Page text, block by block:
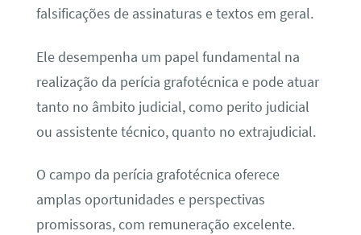
falsificações de assinaturas e textos em geral.
Ele desempenha um papel fundamental na
realização da perícia grafotécnica e pode atuar
tanto no âmbito judicial, como perito judicial
ou assistente técnico, quanto no extrajudicial.
O campo da perícia grafotécnica oferece
amplas oportunidades e perspectivas
promissoras, com remuneração excelente.